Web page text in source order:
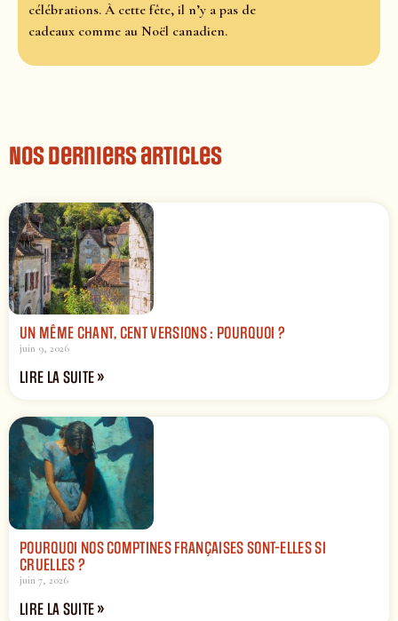
célébrations. À cette fête, il n’y a pas de
cadeaux comme au Noël canadien.
Nos derniers articles
UN MÊME CHANT, CENT VERSIONS : POURQUOI ?
juin 9, 2026
LIRE LA SUITE »
POURQUOI NOS COMPTINES FRANÇAISES SONT-ELLES SI
CRUELLES ?
juin 7, 2026
LIRE LA SUITE »